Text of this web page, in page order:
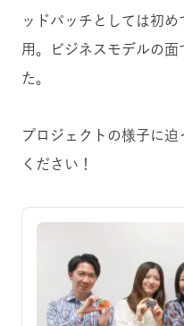
ッドパッチとしては初
用。ビジネスモデルの
た。
プロジェクトの様子に
ください！